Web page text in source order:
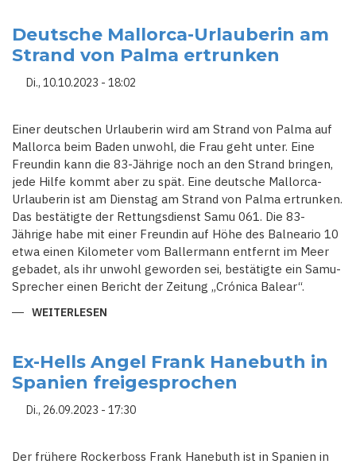
URLAUBSSAISON
AM
BALLERMANN
Deutsche Mallorca-Urlauberin am
Strand von Palma ertrunken
Di., 10.10.2023 - 18:02
Einer deutschen Urlauberin wird am Strand von Palma auf
Mallorca beim Baden unwohl, die Frau geht unter. Eine
Freundin kann die 83-Jährige noch an den Strand bringen,
jede Hilfe kommt aber zu spät. Eine deutsche Mallorca-
Urlauberin ist am Dienstag am Strand von Palma ertrunken.
Das bestätigte der Rettungsdienst Samu 061. Die 83-
Jährige habe mit einer Freundin auf Höhe des Balneario 10
etwa einen Kilometer vom Ballermann entfernt im Meer
gebadet, als ihr unwohl geworden sei, bestätigte ein Samu-
Sprecher einen Bericht der Zeitung „Crónica Balear“.
WEITERLESEN
AM
STRAND
VON
PALMA
Ex-Hells Angel Frank Hanebuth in
Spanien freigesprochen
Di., 26.09.2023 - 17:30
Der frühere Rockerboss Frank Hanebuth ist in Spanien in